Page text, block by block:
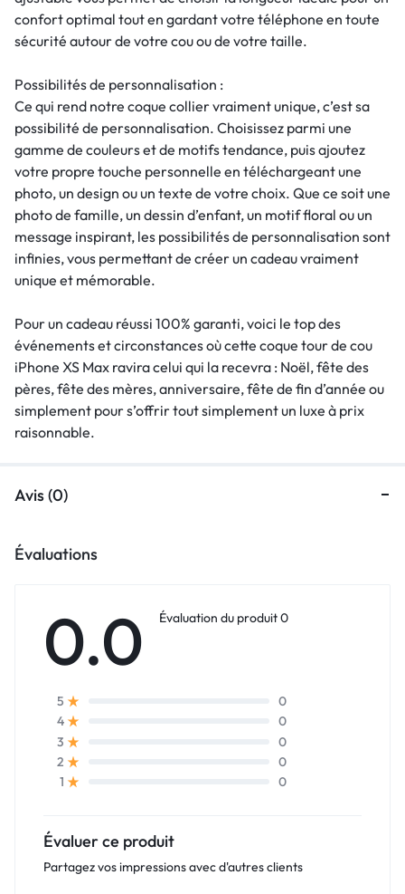
confort optimal tout en gardant votre téléphone en toute
sécurité autour de votre cou ou de votre taille.
Possibilités de personnalisation :
Ce qui rend notre coque collier vraiment unique, c’est sa
possibilité de personnalisation. Choisissez parmi une
gamme de couleurs et de motifs tendance, puis ajoutez
votre propre touche personnelle en téléchargeant une
photo, un design ou un texte de votre choix. Que ce soit une
photo de famille, un dessin d’enfant, un motif floral ou un
message inspirant, les possibilités de personnalisation sont
infinies, vous permettant de créer un cadeau vraiment
unique et mémorable.
Pour un cadeau réussi 100% garanti, voici le top des
événements et circonstances où cette coque tour de cou
iPhone XS Max ravira celui qui la recevra : Noël, fête des
pères, fête des mères, anniversaire, fête de fin d’année ou
simplement pour s’offrir tout simplement un luxe à prix
raisonnable.
Avis (0)
Évaluations
0.0 Évaluation du produit 0
5
0
4
0
3
0
2
0
1
0
Évaluer ce produit
Partagez vos impressions avec d'autres clients